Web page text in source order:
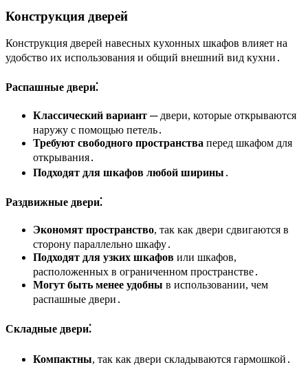
Конструкция дверей
Конструкция дверей навесных кухонных шкафов влияет на
удобство их использования и общий внешний вид кухни․
Распашные двери⁚
Классический вариант ─ двери, которые открываются
наружу с помощью петель․
Требуют свободного пространства перед шкафом для
открывания․
Подходят для шкафов любой ширины ․
Раздвижные двери⁚
Экономят пространство, так как двери сдвигаются в
сторону параллельно шкафу․
Подходят для узких шкафов или шкафов,
расположенных в ограниченном пространстве․
Могут быть менее удобны в использовании, чем
распашные двери․
Складные двери⁚
Компактны, так как двери складываются гармошкой․